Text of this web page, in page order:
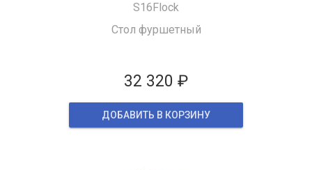
S16Flock
Стол фуршетный
32 320 ₽
ДОБАВИТЬ В КОРЗИНУ